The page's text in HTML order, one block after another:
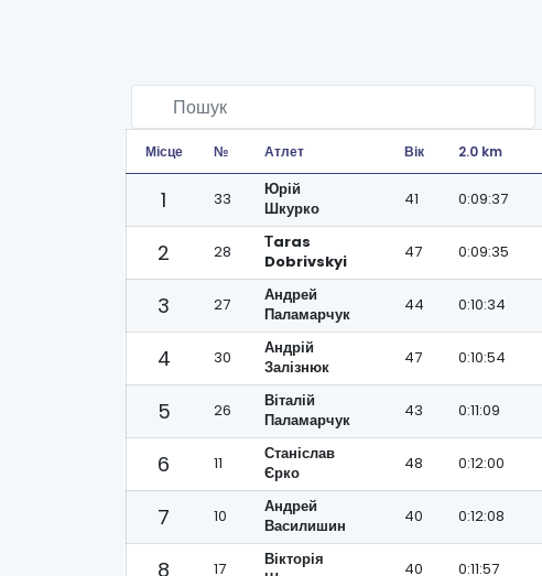
Місце № Атлет Вік 2.0 km
1 33
Юрій
Шкурко
41 0:09:37
2
28
Тaras
Dobrivskyi
47 0:09:35
3
27
Андрей
Паламарчук
44 0:10:34
4
30
Андрій
Залізнюк
47 0:10:54
5
26
Віталій
Паламарчук
43 0:11:09
6
11
Станіслав
Єрко
48 0:12:00
7
10
Андрей
Василишин
40 0:12:08
8
17
Вікторія
40 0:11:57